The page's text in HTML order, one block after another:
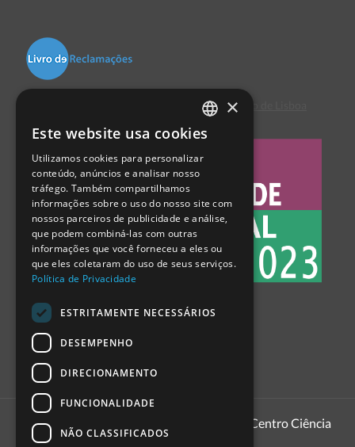
Centro de Arbitragem de Conflitos de Consumo de Lisboa
1999 - 2026
Pavilhão do Conhecimento | Centro Ciência
Viva
PORTUGUESE
ENGLISH
SPANISH
×
Este website usa cookies
Utilizamos cookies para personalizar
conteúdo, anúncios e analisar nosso
tráfego. Também compartilhamos
informações sobre o uso do nosso site com
nossos parceiros de publicidade e análise,
que podem combiná-las com outras
informações que você forneceu a eles ou
que eles coletaram do uso de seus serviços.
Política de Privacidade
ESTRITAMENTE NECESSÁRIOS
DESEMPENHO
DIRECIONAMENTO
FUNCIONALIDADE
NÃO CLASSIFICADOS